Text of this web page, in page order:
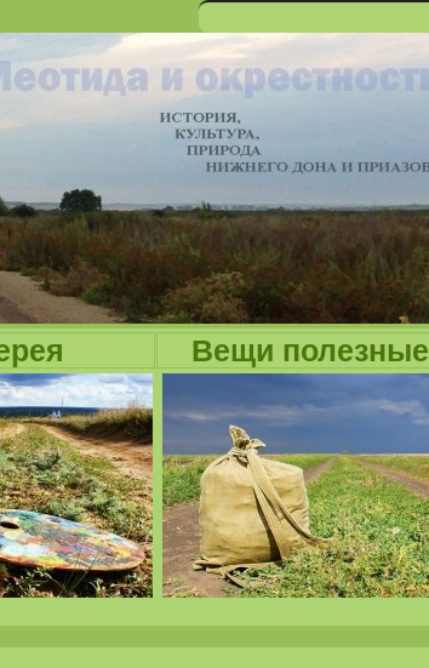
Форма
поиска
Поиск
Вещи полезные